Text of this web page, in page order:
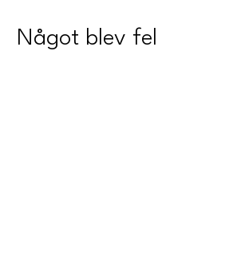
Något blev fel